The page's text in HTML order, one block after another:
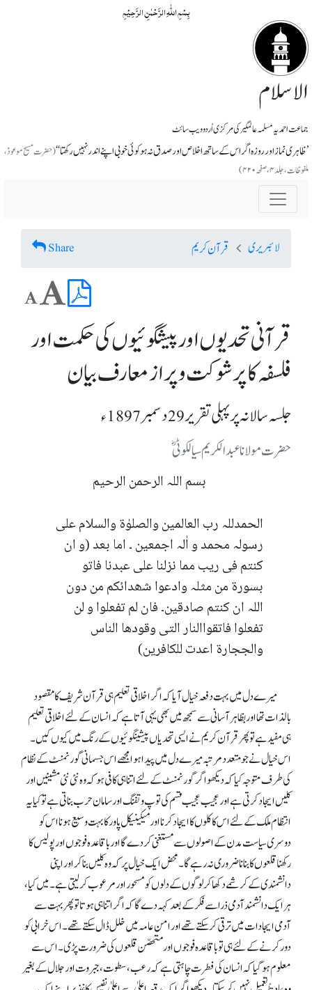
بِسۡمِ اللّٰہِ الرَّحۡمٰنِ الرَّحِیۡمِ
الاسلام
جماعت احمدیہ مسلمہ عالمگیر کی مرکزی اُردو ویب سائٹ
’ظاہری نماز اور روزہ اگر اس کے ساتھ اخلاص اور صدق نہ ہو کوئی خوبی اپنے اندر نہیں رکھتا‘‘(حضرت مسیح موعودؑ،
ملفوظات، جلد ۴، صفحہ ۴۲۰)
لائبریری قرآن کریم Share
قرآنی تحدیوں اور پیشگوئیوں کی حکمت اور
فلسفہ کا پرشوکت و پرازمعارف بیان
جلسہ سالانہ پرپہلی تقریر 29 دسمبر 1897ء
حضرت مولانا عبدالکریم سیالکوٹیؓ
بسم اللہ الرحمن الرحیم
الحمدللہ رب العالمین والصلوٰۃ والسلام علی
رسولہ محمد و اٰلہ اجمعین ۔ اما بعد (و ان
کنتم فی ریب مما نزلنا علی عبدنا فاتو
بسورۃ من مثلہ وادعوا شھدائکم من دون
اللہ ان کنتم صادقین۔ فان لم تفعلوا و لن
تفعلوا فاتقواالنار التی وقودھا الناس
والججارۃ اعدت للکافرین)
میرے دل میں بہت دفعہ خیال آیا کہ اگر اخلاقی تعلیم ہی قرآن شریف کا مقصود
بالذات تھا اور بظاہر آسانی سے سمجھ میں بھی یہی آتا ہے کہ انسان کے لئے اخلاقی تعلیم
ہی مفید ہے تو پھر قرآن کریم نے ایسی تحدیاں پیشینگوئیوں کے رنگ میں کیوں کیں۔
اس خیال نے جو متعدد مرتبہ میرے دل میں پیدا ہوا مجھے اس جسمانی گورنمنٹ کے نظام
کی طرف متوجہ کیا کہ دیکھو اگر گورنمنٹ کے لئے اتنا ہی کافی ہو کہ وہ نئی نئی مشینیں اور
کلیں ایجاد کرتی ہے او ر عجیب عجیب قسم کی توپ و تفنگ اور سامان حرب بناتی ہے توکیا یہ
انتظام ملک کے لئے اس کا کلوں کا ایجاد کرنا اور میکینیکل پاور کا بہت وسیع ہونا اس کو
دوسری سیاست مدن کے اصولوں سے مستغنی کر دے گا اور باقاعدہ فوجوں اور پولیس کا
رکھنا قلعوں کا بنانا ضروری نہ رہے گا۔ محض ایک خیال پر کہ وہ کلیں بنا کر اور اپنی
دانشمندی کے کرشمے دکھا کر لوگوں کے دلوں کو مسحور اور مرعوب کر لیتی ہے۔ میں کیا ،
ہر ایک دانشمند آدمی ذرا سے فکر کے بعد کہہ دے گا کہ اگر اتنا ہی ہوتا تو پھر بہت سے
آدمی ایجادات میں ترقی کر سکتے تھے اور امن عامہ میں خلل ڈال سکتے تھے ۔ اس خرابی کو
دور کرنے کے لئے ہی تو باقاعدہ فوجوں اور متحصّن قلعوں کی ضرورت پڑی۔ اس سے
معلوم ہو گیا کہ انسان کی فطرت چاہتی ہے کہ رعب، سطوت، جبروت اور جلال کے بغیر